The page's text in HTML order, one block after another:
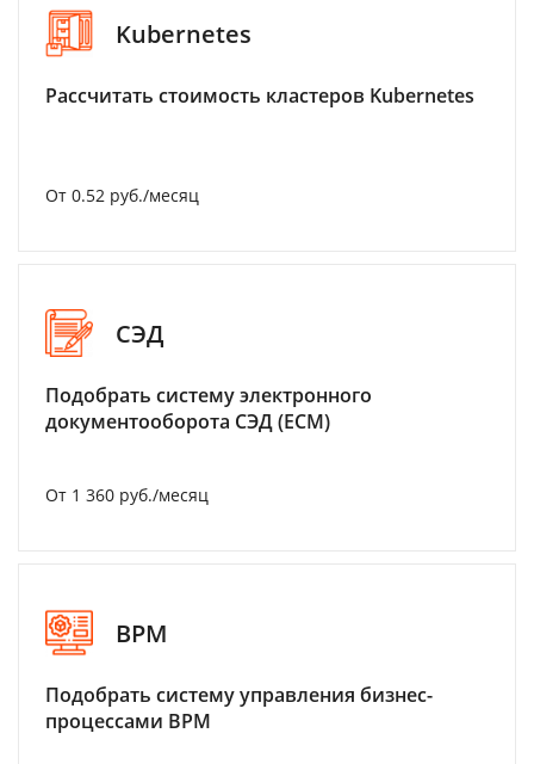
Kubernetes
Рассчитать стоимость кластеров Kubernetes
От 0.52 руб./месяц
СЭД
Подобрать систему электронного
документооборота СЭД (ECM)
От 1 360 руб./месяц
BPM
Подобрать систему управления бизнес-
процессами BPM